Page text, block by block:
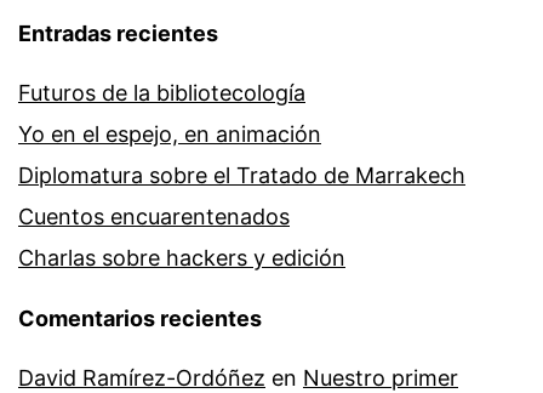
Entradas recientes
Futuros de la bibliotecología
Yo en el espejo, en animación
Diplomatura sobre el Tratado de Marrakech
Cuentos encuarentenados
Charlas sobre hackers y edición
Comentarios recientes
David Ramírez-Ordóñez en Nuestro primer